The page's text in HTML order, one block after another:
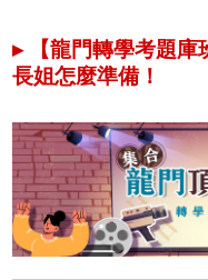
▸ 【龍門轉學考題庫
長姐怎麼準備！